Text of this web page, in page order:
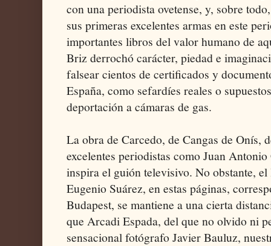
con una periodista ovetense, y, sobre
sus primeras excelentes armas en este
importantes libros del valor humano de
Briz derrochó carácter, piedad e
falsear cientos de certificados y
España, como sefardíes reales o
deportación a cámaras de gas.
La obra de Carcedo, de Cangas de Onís,
excelentes periodistas como Juan
inspira el guión televisivo. No obstante,
Eugenio Suárez, en estas páginas,
Budapest, se mantiene a una cierta
que Arcadi Espada, del que no olvido ni
sensacional fotógrafo Javier Bauluz,